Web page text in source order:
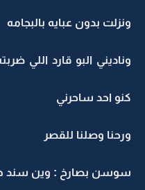
ونزلت بدون عبايه بالبجامه
وناديني البو قارد اللي
كنو احد ساحرني
ورحنا وصلنا للقصر
سوسن بصارخ : وين سند